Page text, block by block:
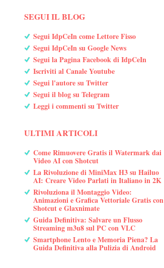
SEGUI IL BLOG
Segui IdpCeIn come Lettore Fisso
Segui IdpCeIn su Google News
Segui la Pagina Facebook di IdpCeIn
Iscriviti al Canale Youtube
Segui l'autore su Twitter
Segui il blog su Telegram
Leggi i commenti su Twitter
ULTIMI ARTICOLI
Come Rimuovere Gratis il Watermark dai
Video AI con Shotcut
La Rivoluzione di MiniMax H3 su Hailuo
AI: Creare Video Parlati in Italiano in 2K
Rivoluziona il Montaggio Video:
Animazioni e Grafica Vettoriale Gratis con
Shotcut e Glaxnimate
Guida Definitiva: Salvare un Flusso
Streaming m3u8 sul PC con VLC
Smartphone Lento e Memoria Piena? La
Guida Definitiva alla Pulizia di Android